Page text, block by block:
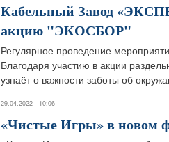
Кабельный Завод
акцию "ЭКОСБОР"
Регулярное проведение
Благодаря участию в акции
узнаёт о важности заботы об
29.04.2022 - 10:06
«Чистые Игры» в новом